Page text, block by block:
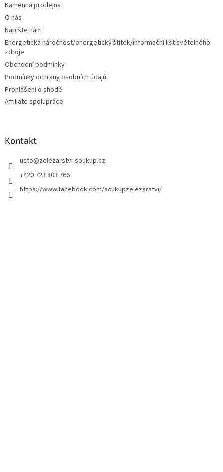
Kamenná prodejna
O nás
Napište nám
Energetická náročnost/energetický štítek/informační list světelného
zdroje
Obchodní podmínky
Podmínky ochrany osobních údajů
Prohlášení o shodě
Affiliate spolupráce
Kontakt
ucto@zelezarstvi-soukup.cz
+420 723 803 766
https://www.facebook.com/soukupzelezarstvi/